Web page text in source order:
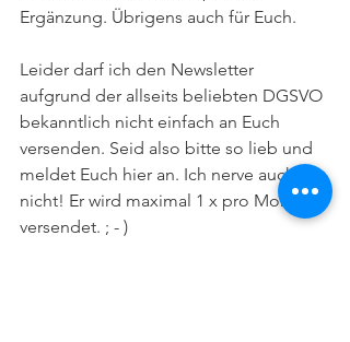
Ergänzung. Übrigens auch für Euch.
Leider darf ich den Newsletter
aufgrund der allseits beliebten DGSVO
bekanntlich nicht einfach an Euch
versenden. Seid also bitte so lieb und
meldet Euch hier an. Ich nerve auch
nicht! Er wird maximal 1 x pro Monat
versendet. ; - )